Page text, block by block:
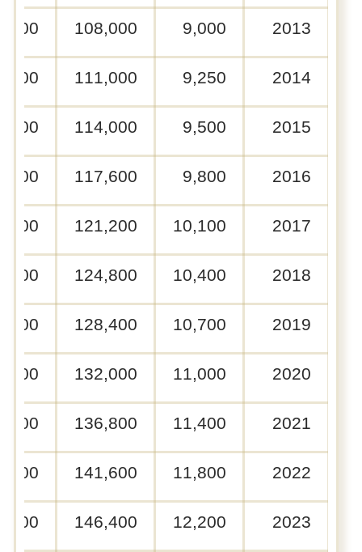
2013
9,000
108,000
2014
9,250
111,000
2015
9,500
114,000
2016
9,800
117,600
2017
10,100
121,200
2018
10,400
124,800
2019
10,700
128,400
2020
11,000
132,000
2021
11,400
136,800
2022
11,800
141,600
2023
12,200
146,400